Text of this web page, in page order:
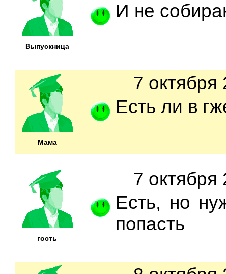
Выпускница
И не
Мама
7 октября
Есть ли в
гость
7 октября
Есть, но
попасть